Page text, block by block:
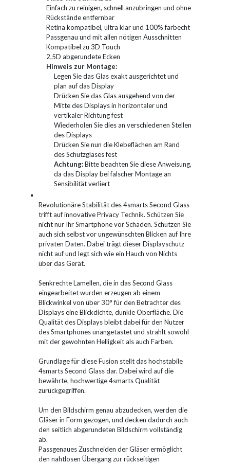
Einfach zu reinigen, schnell anzubringen und ohne
Rückstände entfernbar
Retina kompatibel, ultra klar und 100% farbecht
Passgenau und mit allen nötigen Ausschnitten
Kompatibel zu 3D Touch
2,5D abgerundete Ecken
Hinweis zur Montage:
Legen Sie das Glas exakt ausgerichtet und
plan auf das Display
Drücken Sie das Glas ausgehend von der
Mitte des Displays in horizontaler und
vertikaler Richtung fest
Wiederholen Sie dies an verschiedenen Stellen
des Displays
Drücken Sie nun die Klebeflächen am Rand
des Schutzglases fest
Achtung:Bitte beachten Sie diese Anweisung,
da das Display bei falscher Montage an
Sensibilität verliert
Revolutionäre Stabilität des 4smarts Second Glass
trifft auf innovative Privacy Technik. Schützen Sie
nicht nur Ihr Smartphone vor Schäden. Schützen Sie
auch sich selbst vor ungewünschten Blicken auf Ihre
privaten Daten. Dabei trägt dieser Displayschutz
nicht auf und legt sich wie ein Hauch von Nichts
über das Gerät.
Senkrechte Lamellen, die in das Second Glass
eingearbeitet wurden erzeugen ab einem
Blickwinkel von über 30° für den Betrachter des
Displays eine Blickdichte, dunkle Oberfläche. Die
Qualität des Displays bleibt dabei für den Nutzer
des Smartphones unangetastet und strahlt sowohl
mit der gewohnten Helligkeit als auch Farben.
Grundlage für diese Fusion stellt das hochstabile
4smarts Second Glass dar. Dabei wird auf die
bewährte, hochwertige 4smarts Qualität
zurückgegriffen.
Um den Bildschirm genau abzudecken, werden die
Gläser in Form gezogen, und decken dadurch auch
den seitlich abgerundeten Bildschirm vollständig
ab.
Passgenaues Zuschneiden der Gläser ermöglicht
den nahtlosen Übergang zur rückseitigen